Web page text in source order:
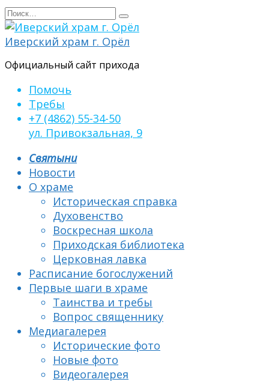
Перейти
к
содержанию
Search
for:
Иверский храм г. Орёл
Официальный сайт прихода
Помочь
Требы
+7 (4862) 55-34-50
ул. Привокзальная, 9
Святыни
Новости
О храме
Историческая справка
Духовенство
Воскресная школа
Приходская библиотека
Церковная лавка
Расписание богослужений
Первые шаги в храме
Таинства и требы
Вопрос священнику
Медиагалерея
Исторические фото
Новые фото
Видеогалерея